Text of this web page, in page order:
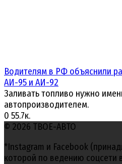
Водителям в РФ объяснили
АИ-95 и АИ-92
Заливать топливо нужно
автопроизводителем.
0 55.7к.
© 2026 ТВОЕ-АВТО
*Instagram и Facebook
которой по ведению соцсети